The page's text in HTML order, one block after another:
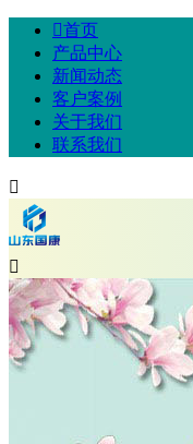
首页
产品中心
新闻动态
客户案例
关于我们
联系我们

